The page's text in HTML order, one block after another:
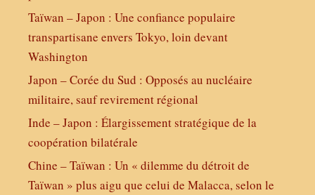
Taïwan – Japon : Une confiance populaire
transpartisane envers Tokyo, loin devant
Washington
Japon – Corée du Sud : Opposés au nucléaire
militaire, sauf revirement régional
Inde – Japon : Élargissement stratégique de la
coopération bilatérale
Chine – Taïwan : Un « dilemme du détroit de
Taïwan » plus aigu que celui de Malacca, selon le